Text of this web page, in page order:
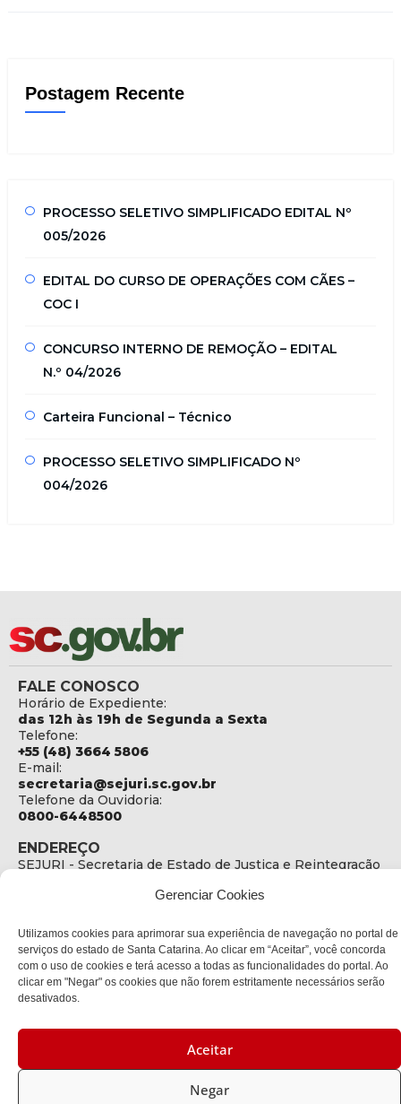
Gerenciar Cookies
Utilizamos cookies para aprimorar sua experiência de navegação no portal de
serviços do estado de Santa Catarina. Ao clicar em “Aceitar”, você concorda
com o uso de cookies e terá acesso a todas as funcionalidades do portal. Ao
clicar em "Negar" os cookies que não forem estritamente necessários serão
desativados.
Aceitar
Negar
Postagem Recente
PROCESSO SELETIVO SIMPLIFICADO EDITAL Nº
005/2026
EDITAL DO CURSO DE OPERAÇÕES COM CÃES –
COC I
CONCURSO INTERNO DE REMOÇÃO – EDITAL
N.º 04/2026
Carteira Funcional – Técnico
PROCESSO SELETIVO SIMPLIFICADO Nº
004/2026
FALE CONOSCO
Horário de Expediente:
das 12h às 19h de Segunda a Sexta
Telefone:
+55 (48) 3664 5806
E-mail:
secretaria@sejuri.sc.gov.br
Telefone da Ouvidoria:
0800-6448500
ENDEREÇO
SEJURI - Secretaria de Estado de Justiça e Reintegração
Bairro:
Estreito - Florianópolis - SC
CEP:
88075-000
Copyright © 2023 Todos os Direitos Reservados SC - Governo de